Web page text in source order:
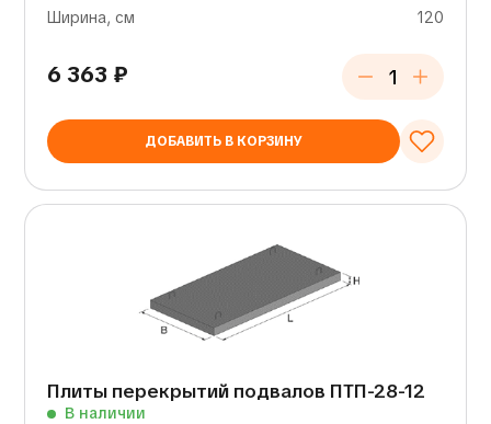
Ширина, см
120
6 363 ₽
ДОБАВИТЬ В КОРЗИНУ
Плиты перекрытий подвалов ПТП-28-12
В наличии